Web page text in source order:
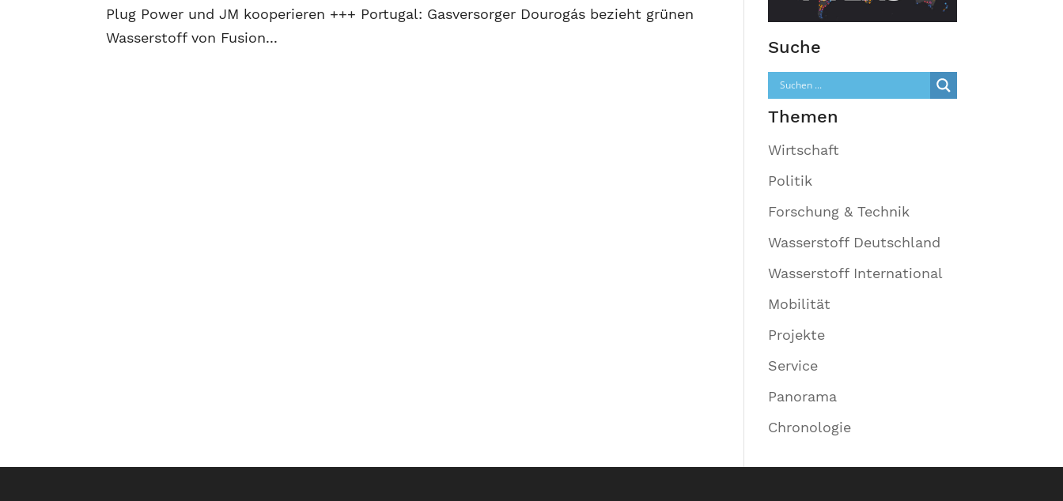
Plug Power und JM kooperieren +++ Portugal: Gasversorger Dourogás bezieht grünen
Wasserstoff von Fusion...
Suche
Themen
Wirtschaft
Politik
Forschung & Technik
Wasserstoff Deutschland
Wasserstoff International
Mobilität
Projekte
Service
Panorama
Chronologie